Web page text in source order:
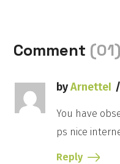
Comment (01)
byArnetteI
You have
ps nice
Reply